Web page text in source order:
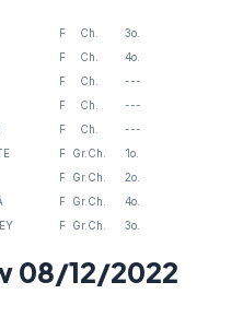
F Ch.
3o.
F Ch.
4o.
F Ch.
---
F Ch.
---
F Ch.
---
F Gr.Ch.
1o.
F Gr.Ch.
2o.
F Gr.Ch.
4o.
F Gr.Ch. 3o.
08/12/2022